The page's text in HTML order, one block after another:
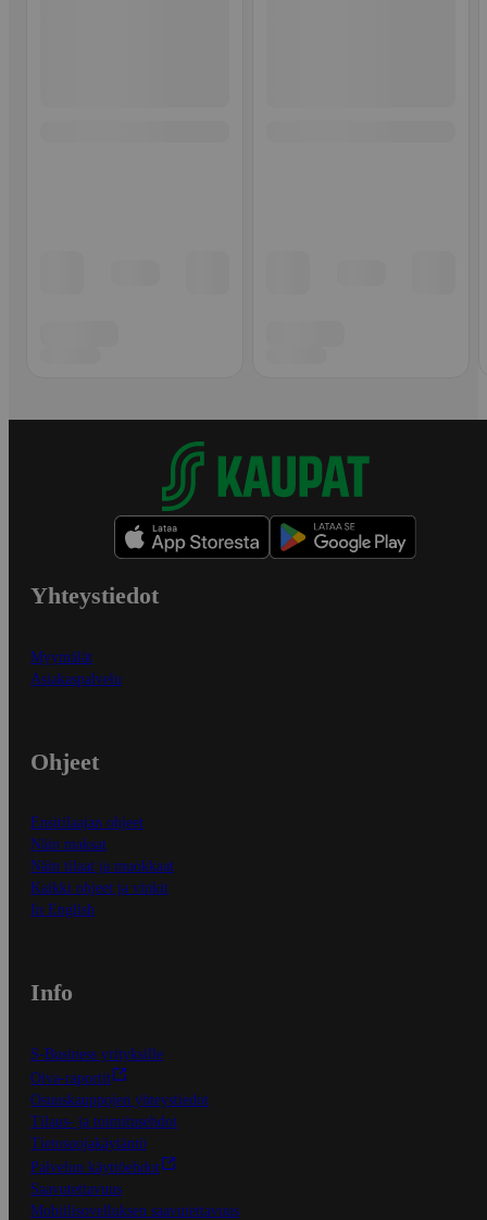
Yhteystiedot
Myymälät
Asiakaspalvelu
Ohjeet
Ensitilaajan ohjeet
Näin maksat
Näin tilaat ja muokkaat
Kaikki ohjeet ja vinkit
In English
Info
S-Business yrityksille
Oiva-raportit
Osuuskauppojen yhteystiedot
Tilaus- ja toimitusehdot
Tietosuojakäytäntö
Palvelun käyttöehdot
Saavutettavuus
Mobiilisovelluksen saavutettavuus